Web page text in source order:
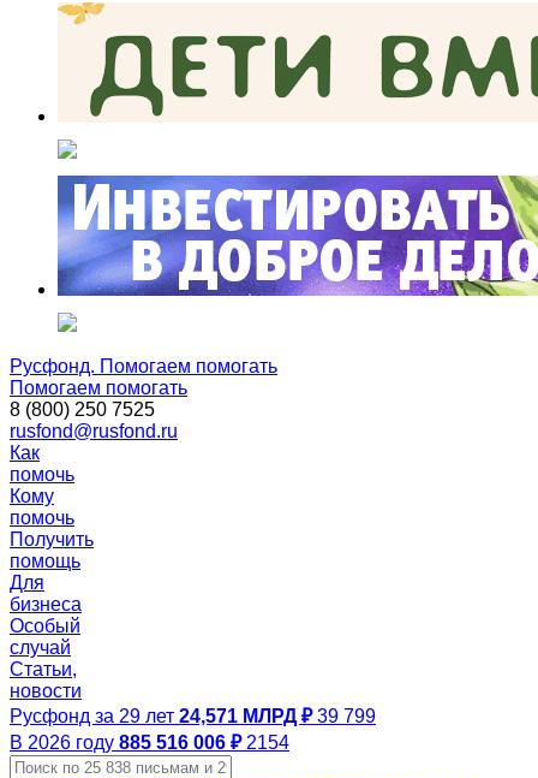
Русфонд. Помогаем помогать
Помогаем помогать
8 (800) 250 7525
rusfond@rusfond.ru
Как
помочь
Кому
помочь
Получить
помощь
Для
бизнеса
Особый
случай
Статьи,
новости
Русфонд за 29 лет 24,571 МЛРД ₽ 39 799
В 2026 году 885 516 006 ₽ 2154